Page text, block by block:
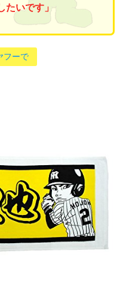
たいです」
フーで